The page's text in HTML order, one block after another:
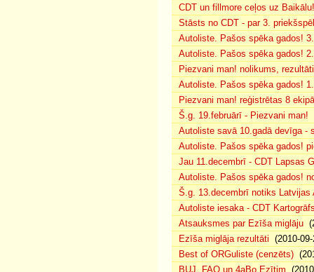
CDT un fillmore ceļos uz Baikālu!
Stāsts no CDT - par 3.
Autoliste. Pašos spēka gados!
Autoliste. Pašos spēka gados!
Piezvani man! nolikums,
Autoliste. Pašos spēka gados!
Piezvani man! reģistrētas 8
Š.g. 19.februārī - Piezvani man!
Autoliste savā 10.gadā devīga -
Autoliste. Pašos spēka gados!
Jau 11.decembrī - CDT Lapsas
Autoliste. Pašos spēka gados!
Š.g. 13.decembrī notiks Latvijas
Autoliste iesaka - CDT
Atsauksmes par Ezīša miglāju
Ezīša miglāja rezultāti (2010-
Best of ORGuliste (cenzēts)
BUJ, FAQ un 4aBo Ezītim